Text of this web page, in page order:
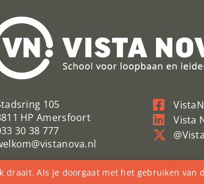
105
HP Amersfoort
30 38 777
Vista
Als je doorgaat met het gebruiken van